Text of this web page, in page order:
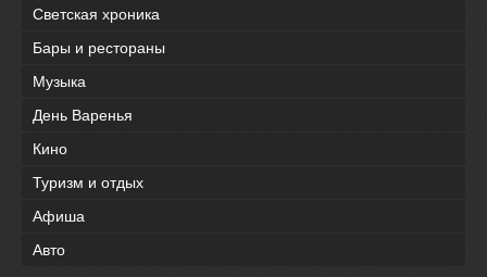
Светская хроника
Бары и рестораны
Музыка
День Варенья
Кино
Туризм и отдых
Афиша
Авто